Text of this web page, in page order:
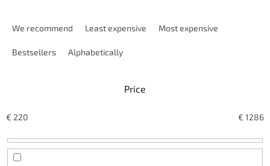
o
t
We recommend Least expensive Most expensive
Bestsellers Alphabetically
Price
€ 220 € 1286